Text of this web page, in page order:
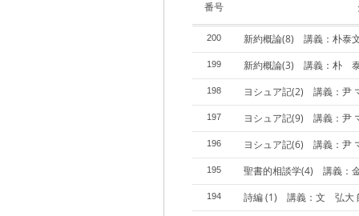
番号
200 新約概論(8) 講義：朴泰
199 新約概論(3) 講義：朴
198 ヨシュア記(2) 講義：尹
197 ヨシュア記(9) 講義：尹
196 ヨシュア記(6) 講義：尹
195 聖書的相談学(4) 講義
194 詩編 (1) 講義：文 弘大